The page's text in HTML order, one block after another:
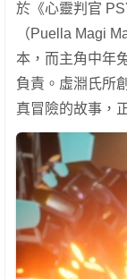
於《心靈判官
（Puella Magi
本，而主角中年
負責。虛淵氏所
真冒險的故事，